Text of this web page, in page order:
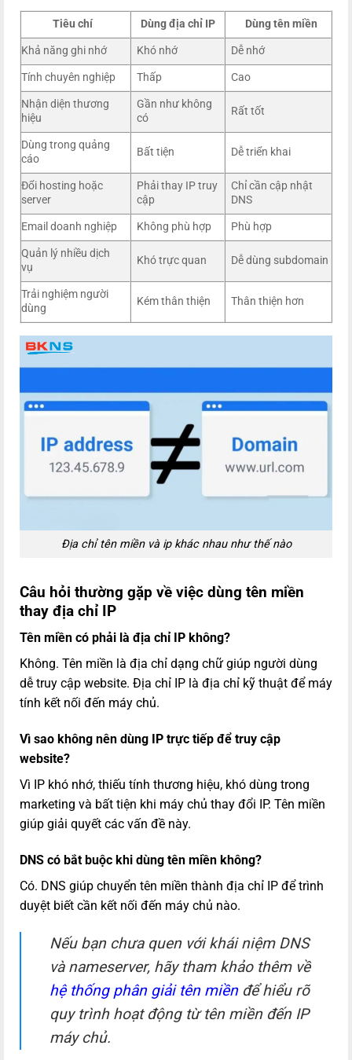
Tiêu chí Dùng địa chỉ IP
Dùng tên miền
Khả năng ghi nhớ
Khó nhớ
Dễ nhớ
Tính chuyên nghiệp
Thấp
Cao
Nhận diện thương
hiệu
Gần như không
có
Rất tốt
Dùng trong quảng
cáo
Bất tiện Dễ triển khai
Đổi hosting hoặc
server
Phải thay IP truy
cập
Chỉ cần cập nhật
DNS
Email doanh nghiệp
Không phù hợp
Phù hợp
Quản lý nhiều dịch
vụ
Khó trực quan Dễ dùng subdomain
Trải nghiệm người
dùng
Kém thân thiện Thân thiện hơn
Địa chỉ tên miền và ip khác nhau như thế nào
Câu hỏi thường gặp về việc dùng tên miền
thay địa chỉ IP
Tên miền có phải là địa chỉ IP không?
Không. Tên miền là địa chỉ dạng chữ giúp người dùng
dễ truy cập website. Địa chỉ IP là địa chỉ kỹ thuật để máy
tính kết nối đến máy chủ.
Vì sao không nên dùng IP trực tiếp để truy cập
website?
Vì IP khó nhớ, thiếu tính thương hiệu, khó dùng trong
marketing và bất tiện khi máy chủ thay đổi IP. Tên miền
giúp giải quyết các vấn đề này.
DNS có bắt buộc khi dùng tên miền không?
Có. DNS giúp chuyển tên miền thành địa chỉ IP để trình
duyệt biết cần kết nối đến máy chủ nào.
Nếu bạn chưa quen với khái niệm DNS
và nameserver, hãy tham khảo thêm về
hệ thống phân giải tên miềnđể hiểu rõ
quy trình hoạt động từ tên miền đến IP
máy chủ.